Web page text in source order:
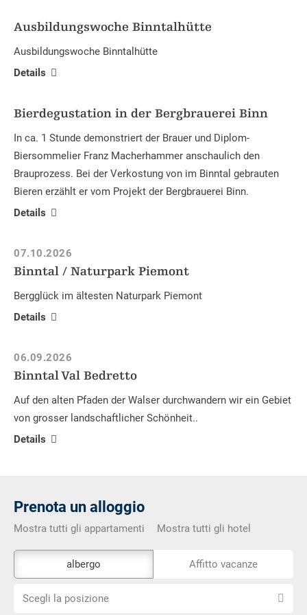
Ausbildungswoche Binntalhütte
Ausbildungswoche Binntalhütte
Details
Bierdegustation in der Bergbrauerei Binn
In ca. 1 Stunde demonstriert der Brauer und Diplom-
Biersommelier Franz Macherhammer anschaulich den
Brauprozess. Bei der Verkostung von im Binntal gebrauten
Bieren erzählt er vom Projekt der Bergbrauerei Binn.
Details
Binntal / Naturpark Piemont
07.10.2026
Bergglück im ältesten Naturpark Piemont
Details
Binntal Val Bedretto
06.09.2026
Auf den alten Pfaden der Walser durchwandern wir ein Gebiet
von grosser landschaftlicher Schönheit..
Details
Prenota un alloggio
Mostra tutti gli appartamenti Mostra tutti gli hotel
strumento
albergo Affitto vacanze
Scegli
Scegli la posizione